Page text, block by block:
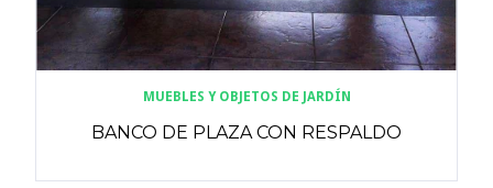
MUEBLES Y OBJETOS DE JARDÍN
BANCO DE PLAZA CON RESPALDO